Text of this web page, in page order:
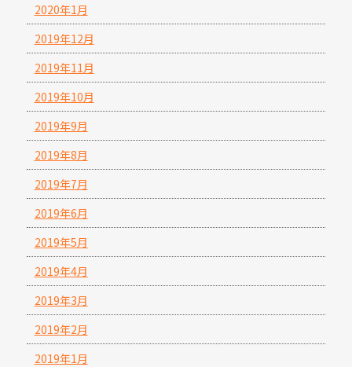
2020年1月
2019年12月
2019年11月
2019年10月
2019年9月
2019年8月
2019年7月
2019年6月
2019年5月
2019年4月
2019年3月
2019年2月
2019年1月